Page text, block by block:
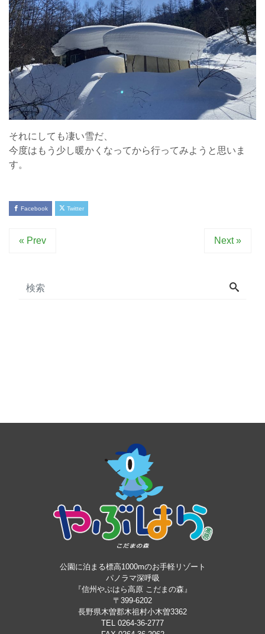
それにしても凄い雪だ、
今度はもう少し暖かくなってから行ってみようと思いま
す。
Facebook Twitter
« Prev Next »
公園に泊まる標高1000mのお手軽リゾート
パノラマ深呼吸
『信州やぶはら高原 こだまの森』
〒399-6202
長野県木曽郡木祖村小木曽3362
TEL 0264-36-2777